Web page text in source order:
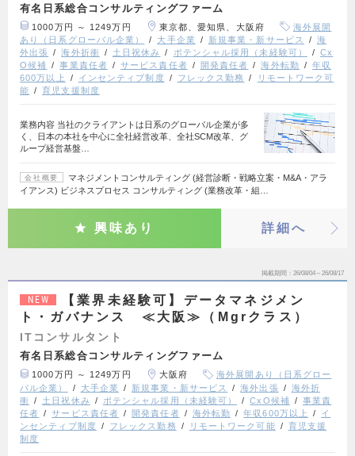
有名日系総合コンサルティングファーム
1000万円 ～ 1249万円 東京都、愛知県、大阪府
海外展開
あり（日系グローバル企業）
大手企業 新規事業・新サービス
海
外出張
海外折衝 土日祝休み ポテンシャル採用（未経験可）
Cx
O候補
事業責任者 サービス責任者 開発責任者 海外転勤
年収
600万以上
インセンティブ制度 フレックス勤務
リモートワーク可
能
育児支援制度
業務内容 当社のクライアントは日系のグローバル企業が多
く、日本の本社を中心に全社経営改革、全社SCM改革、グ
ループ経営基盤…
会社概要
マネジメントコンサルティング (経営診断・戦略立案・M&A・アラ
イアンス) ビジネスプロセス コンサルティング (業務改革・組…
興味あり 詳細へ
掲載期間 26/08/04～26/08/17
NEW
【業界未経験可】データマネジメン
ト・ガバナンス ≪大阪≫（Mgrクラス）
ITコンサルタント
有名日系総合コンサルティングファーム
1000万円 ～ 1249万円 大阪府
海外展開あり（日系グロー
バル企業）
大手企業 新規事業・新サービス 海外出張
海外折
衝
土日祝休み ポテンシャル採用（未経験可） CxO候補
事業責
任者
サービス責任者 開発責任者 海外転勤 年収600万以上
イ
ンセンティブ制度
フレックス勤務 リモートワーク可能
育児支援
制度